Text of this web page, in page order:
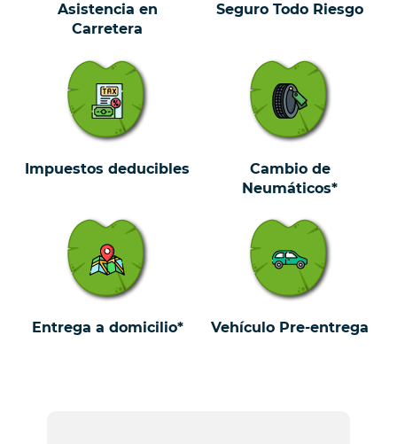
Asistencia en
Carretera
Seguro Todo Riesgo
Impuestos deducibles
Cambio de
Neumáticos*
Entrega a domicilio* Vehículo Pre-entrega